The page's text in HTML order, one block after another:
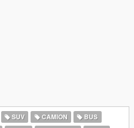
SUV CAMION
BUS